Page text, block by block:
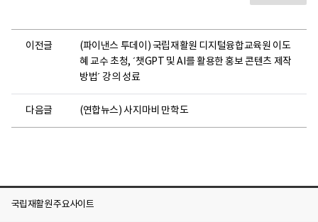
이전글
(파이낸스 투데이) 국립재활원 디지털융합교육원 이도
혜 교수 초청, ´챗GPT 및 AI를 활용한 홍보 콘텐츠 제작
방법´ 강의 성료
다음글 (연합뉴스) 사지마비 만학도
국립재활원 주요사이트